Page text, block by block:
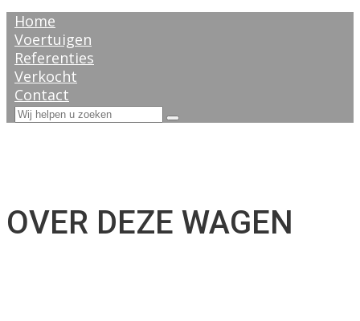
Home
Voertuigen
Referenties
Verkocht
Contact
OVER DEZE WAGEN